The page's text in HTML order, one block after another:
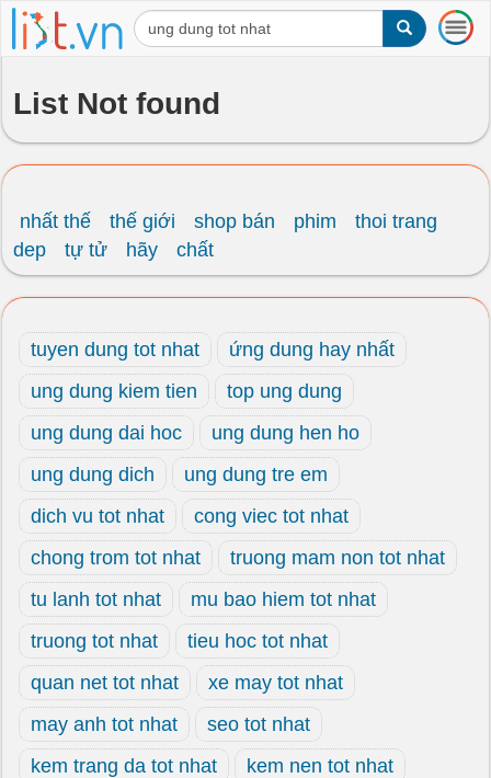
T
o
t
List Not found
nhất thế thế giới shop bán phim
thoi trang
dep
tự tử hãy chất
tuyen dung tot nhat
ứng dung hay nhất
ung dung kiem tien
top ung dung
ung dung dai hoc
ung dung hen ho
ung dung dich
ung dung tre em
dich vu tot nhat
cong viec tot nhat
chong trom tot nhat
truong mam non tot nhat
tu lanh tot nhat
mu bao hiem tot nhat
truong tot nhat
tieu hoc tot nhat
quan net tot nhat
xe may tot nhat
may anh tot nhat
seo tot nhat
kem trang da tot nhat
kem nen tot nhat